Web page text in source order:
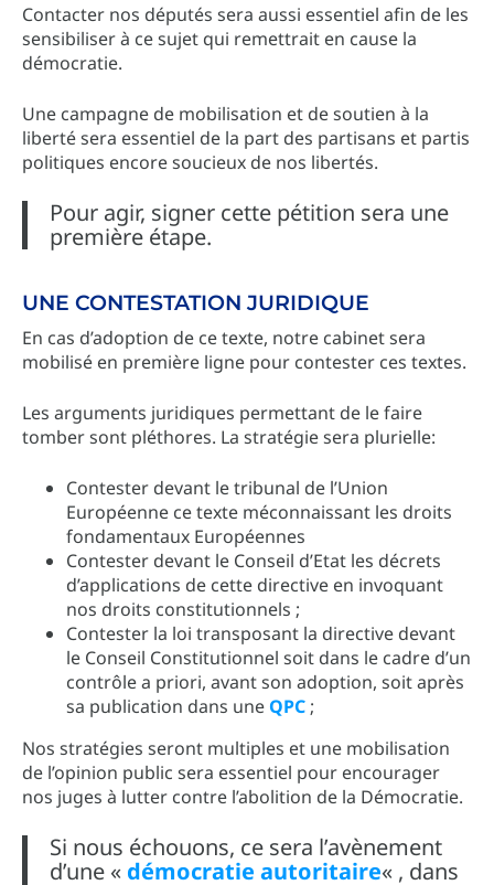
Contacter nos députés sera aussi essentiel afin de les
sensibiliser à ce sujet qui remettrait en cause la
démocratie.
Une campagne de mobilisation et de soutien à la
liberté sera essentiel de la part des partisans et partis
politiques encore soucieux de nos libertés.
Pour agir, signer cette pétition sera une
première étape.
UNE CONTESTATION JURIDIQUE
En cas d’adoption de ce texte, notre cabinet sera
mobilisé en première ligne pour contester ces textes.
Les arguments juridiques permettant de le faire
tomber sont pléthores. La stratégie sera plurielle:
Contester devant le tribunal de l’Union
Européenne ce texte méconnaissant les droits
fondamentaux Européennes
Contester devant le Conseil d’Etat les décrets
d’applications de cette directive en invoquant
nos droits constitutionnels ;
Contester la loi transposant la directive devant
le Conseil Constitutionnel soit dans le cadre d’un
contrôle a priori, avant son adoption, soit après
sa publication dans uneQPC ;
Nos stratégies seront multiples et une mobilisation
de l’opinion public sera essentiel pour encourager
nos juges à lutter contre l’abolition de la Démocratie.
Si nous échouons, ce sera l’avènement
d’une « démocratie autoritaire« , dans